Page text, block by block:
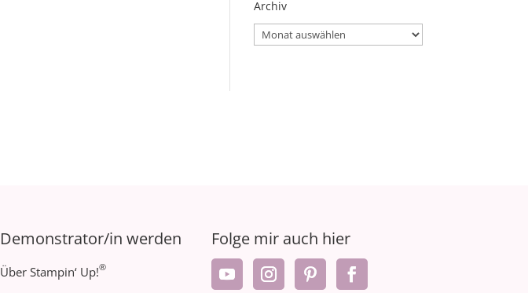
Archiv
Archiv
Demonstrator/in werden
Über Stampin‘ Up!®
Folge mir auch hier